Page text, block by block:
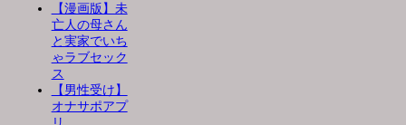
【漫画版】未
亡人の母さん
と実家でいち
ゃラブセック
ス
【男性受け】
オナサポアプ